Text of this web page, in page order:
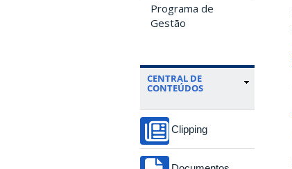
Programa de
Gestão
CENTRAL DE
CONTEÚDOS
Clipping